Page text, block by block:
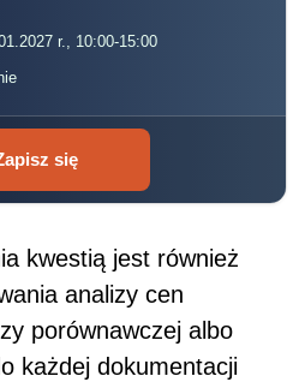
r., 10:00-15:00
się
kwestią jest również
analizy cen
porównawczej albo
każdej dokumentacji